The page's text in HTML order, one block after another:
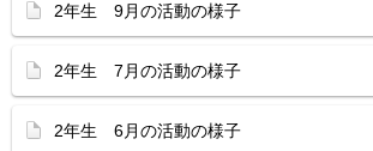
2年生 9月の活動の様子
2年生 7月の活動の様子
2年生 6月の活動の様子